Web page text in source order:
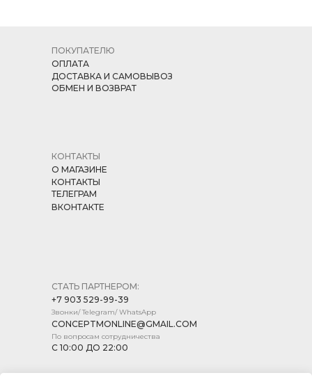
СТАТЬ ПАРТНЕРОМ:
+7 903 529-99-39
Звонки/ Telegram/ WhatsApp
CONCEPTMONLINE@GMAIL.COM
По вопросам сотрудничества
С 10:00 ДО 22:00
КОНТАКТЫ
О МАГАЗИНЕ
КОНТАКТЫ
ТЕЛЕГРАМ
ВКОНТАКТЕ
ПОКУПАТЕЛЮ
ОПЛАТА
ДОСТАВКА И САМОВЫВОЗ
ОБМЕН И ВОЗВРАТ